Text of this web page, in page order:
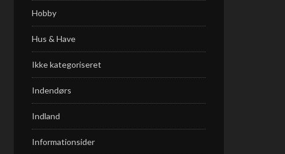
Hobby
Hus & Have
Ikke kategoriseret
Indendørs
Indland
Informationsider